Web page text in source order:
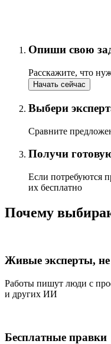
Опиши свою
Расскажите, что
Начать сейчас
Выбери
Сравните
Получи
Если потребуются
их бесплатно
Почему
Живые эксперты, не
Работы пишут люди с
и других ИИ
Бесплатные правки